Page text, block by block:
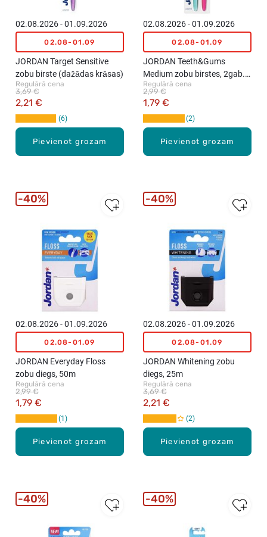
Pievienot grozam
02.08.2026 - 01.09.2026
02.08-01.09
JORDAN Target Sensitive
zobu birste (dažādas krāsas)
Regulārā cena
2,21 €
3,69 €
6
Pievienot grozam
02.08.2026 - 01.09.2026
02.08-01.09
JORDAN Teeth&Gums
Medium zobu birstes, 2gab.
(dažādas krāsas)
Regulārā cena
1,79 €
2,99 €
2
Pievienot grozam
02.08.2026 - 01.09.2026
02.08-01.09
JORDAN Everyday Floss
zobu diegs, 50m
Regulārā cena
1,79 €
2,99 €
1
40%
Pievienot grozam
02.08.2026 - 01.09.2026
02.08-01.09
JORDAN Whitening zobu
diegs, 25m
Regulārā cena
2,21 €
3,69 €
2
40%
40% 40%